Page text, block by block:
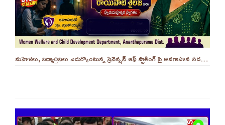
మహిళలు, విద్యార్తినిలు ఎదుర్కొంటున్న ప్రివెన్షన్ ఆఫ్ స్టాకింగ్ పై అవగాహన సదస్సు.. - ||YES 9TV